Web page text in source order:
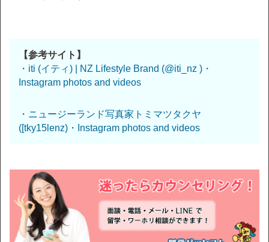
【参考サイト】
・iti (イティ) | NZ Lifestyle Brand (@iti_nz )・
Instagram photos and videos
・ニュージーランド写真家トミマツタクヤ
([tky15lenz)・Instagram photos and videos